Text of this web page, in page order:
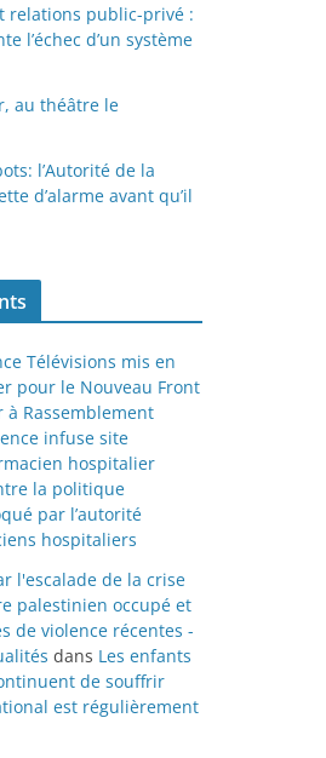
relations public-privé :
l’échec d’un système
au théâtre le
l’Autorité de la
d’alarme avant qu’il
Télévisions mis en
pour le Nouveau Front
à Rassemblement
infuse site
hospitalier
la politique
par l’autorité
hospitaliers
l'escalade de la crise
palestinien occupé et
de violence récentes -
dans Les enfants
de souffrir
est régulièrement